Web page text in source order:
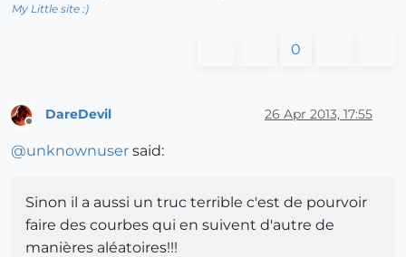
My Little site :)
0
Offline
DareDevil 26 Apr 2013, 17:55
@unknownuser said:
Sinon il a aussi un truc terrible c'est de pourvoir
faire des courbes qui en suivent d'autre de
manières aléatoires!!!